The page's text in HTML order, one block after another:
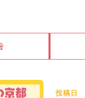
投稿日